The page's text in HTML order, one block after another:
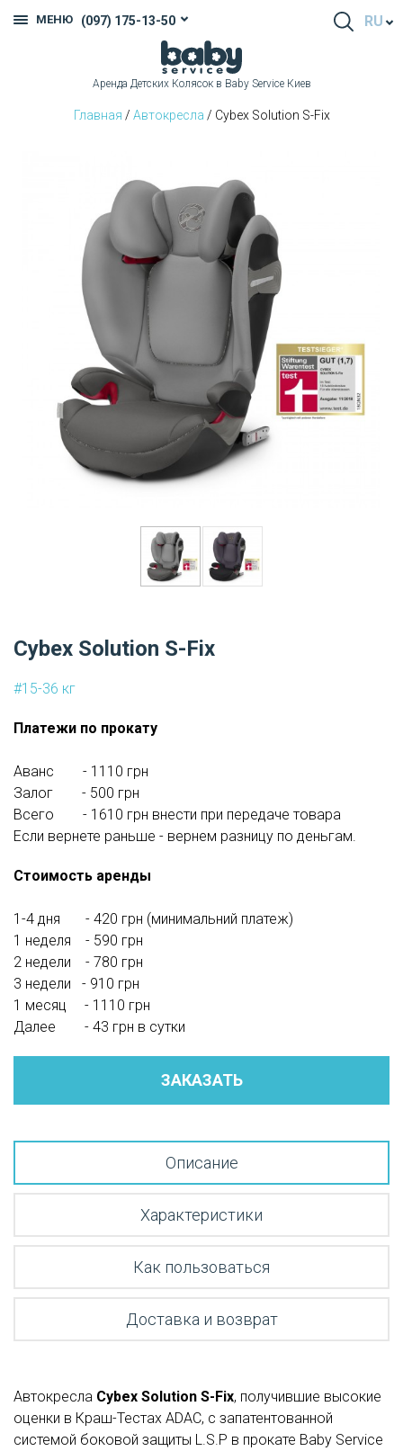
МЕНЮ (097) 175-13-50 RU
Аренда Детских Колясок в Baby Service Киев
Главная / Автокресла / Cybex Solution S-Fix
Cybex Solution S-Fix
#15-36 кг
Платежи по прокату
Аванс - 1110 грн
Залог - 500 грн
Всего - 1610 грн внести при передаче товара
Если вернете раньше - вернем разницу по деньгам.
Стоимость аренды
1-4 дня - 420 грн (минимальний платеж)
1 неделя - 590 грн
2 недели - 780 грн
3 недели - 910 грн
1 месяц - 1110 грн
Далее - 43 грн в сутки
ЗАКАЗАТЬ
Описание
Характеристики
Как пользоваться
Доставка и возврат
Автокресла Cybex Solution S-Fix, получившие высокие
оценки в Краш-Тестах ADAC, с запатентованной
системой боковой защиты L.S.P в прокате Baby Service